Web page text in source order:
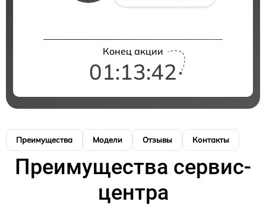
Конец акции
01:13:42
Преимущества Модели Отзывы Контакты
Преимущества сервис-
центра